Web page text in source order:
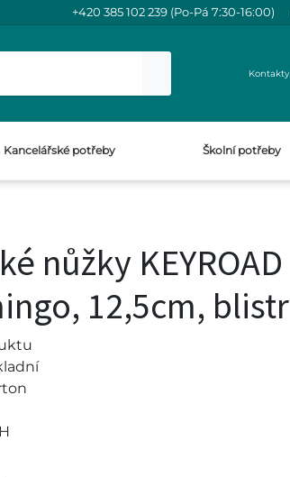
+420 385 102 239 (Po-Pá 7:30-16:00)
Kontakty
Kancelářské potřeby Školní potřeby
nůžky KEYROAD
12,5cm, blistr